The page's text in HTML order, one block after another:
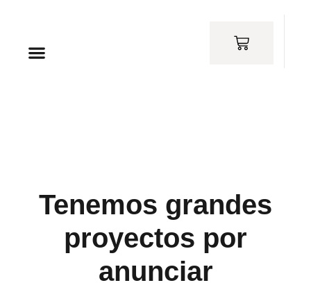
Tenemos grandes
proyectos por
anunciar